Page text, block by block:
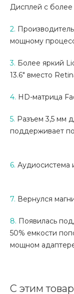
Дисплей с более
2.
мощному
3. Более яркий
13.6″ вместо
4. HD-матрица
5. Разъем 3,5 мм
поддерживает
6. Аудиосистема
7. Вернулся
8. Появилась
50% емкости
мощном
С этим